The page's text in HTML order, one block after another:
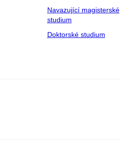
Navazující magisterské
studium
Doktorské studium